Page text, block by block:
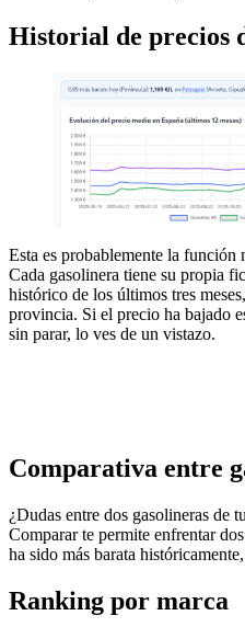
Historial de precios
Esta es probablemente la función
Cada gasolinera tiene su propia
histórico de los últimos tres
provincia. Si el precio ha bajado
sin parar, lo ves de un vistazo.
Comparativa entre
¿Dudas entre dos gasolineras de
Comparar te permite enfrentar
ha sido más barata
Ranking por marca